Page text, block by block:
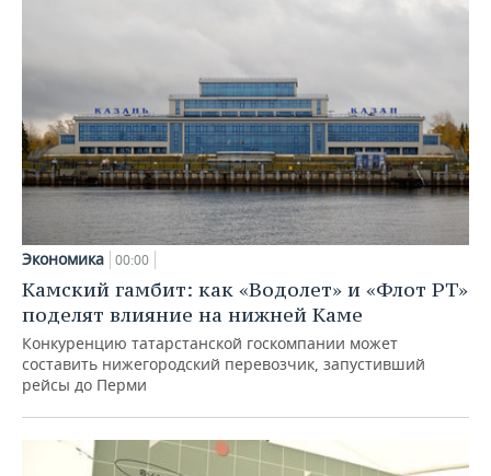
Экономика 00:00
Камский гамбит: как «Водолет» и «Флот РТ»
поделят влияние на нижней Каме
Конкуренцию татарстанской госкомпании может
составить нижегородский перевозчик, запустивший
рейсы до Перми